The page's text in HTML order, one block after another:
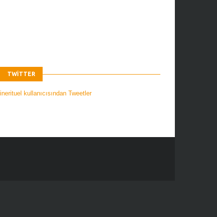
TWITTER
kullanıcısından Tweetler